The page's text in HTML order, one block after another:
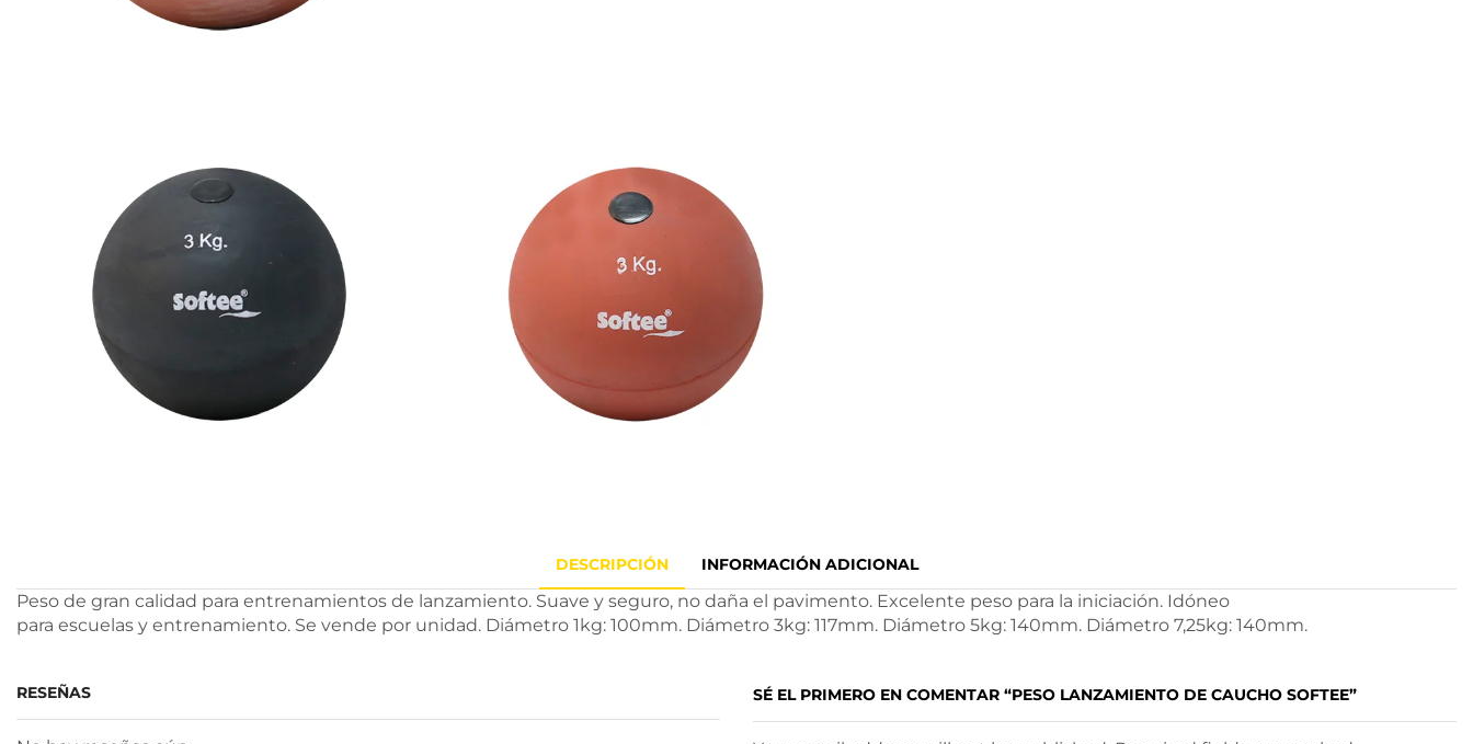
DESCRIPCIÓN INFORMACIÓN ADICIONAL
Peso de gran calidad para entrenamientos de lanzamiento. Suave y seguro, no daña el pavimento. Excelente peso para la iniciación. Idóneo
para escuelas y entrenamiento. Se vende por unidad. Diámetro 1kg: 100mm. Diámetro 3kg: 117mm. Diámetro 5kg: 140mm. Diámetro 7,25kg: 140mm.
RESEÑAS SÉ EL PRIMERO EN COMENTAR “PESO LANZAMIENTO DE CAUCHO SOFTEE”